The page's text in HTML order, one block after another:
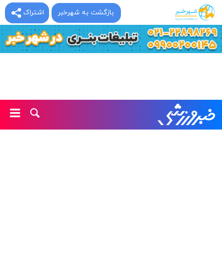
اشتراک بازگشت به شهرخبر